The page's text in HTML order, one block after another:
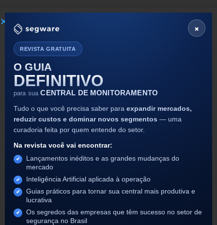
Navegue pelas abas do Segware
Access
Para navegar entre as abas do Segware
Access, use o atalho alt + shift. Veja como é
simples: Pesquisar: Alt + Shift + P, Timeline: Alt
×
REVISTA GRATUITA
O GUIA
DEFINITIVO
para sua CENTRAL DE MONITORAMENTO
Tudo o que você precisa saber para expandir mercados,
reduzir custos e dominar novos segmentos — uma
curadoria feita por quem entende do setor.
Na revista você vai encontrar:
Lançamentos inéditos e as grandes mudanças do
mercado
Inteligência Artificial aplicada à operação
Guias práticos para tornar sua central mais produtiva e
lucrativa
Os segredos das empresas que têm sucesso no setor de
segurança no Brasil